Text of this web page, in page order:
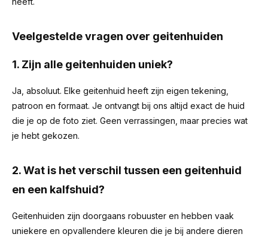
Veelgestelde vragen over geitenhuiden
1. Zijn alle geitenhuiden uniek?
Ja, absoluut. Elke geitenhuid heeft zijn eigen tekening,
patroon en formaat. Je ontvangt bij ons altijd exact de huid
die je op de foto ziet. Geen verrassingen, maar precies wat
je hebt gekozen.
2. Wat is het verschil tussen een geitenhuid
en een kalfshuid?
Geitenhuiden zijn doorgaans robuuster en hebben vaak
uniekere en opvallendere kleuren die je bij andere dieren